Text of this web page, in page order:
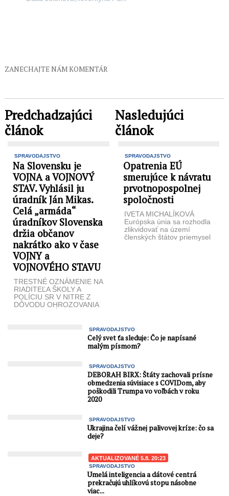
ZANECHAJTE NÁM KOMENTÁR
Predchadzajúci
článok
SPRAVODAJSTVO
Na Slovensku je
VOJNA a VOJNOVÝ
STAV. Vyhlásil ju
úradník Ján Mikas.
Celá „armáda“
úradníkov Slovenska
držia občanov
nakrátko ako v čase
VOJNY a
VOJNOVÉHO STAVU
TRESTNÉ OZNÁMENIE NA
RIADITEĽA ŠKOLY A
POLÍCIU SR V NITRE Z
DÔVODU OHROZOVANIA
Nasledujúci
článok
SPRAVODAJSTVO
Opatrenia EÚ
smerujúce k návratu
prvotnopospolnej
spoločnosti
IVETA MICHALÍKOVÁ
Európska únia sa rozhodla
zlikvidovať na území
členských štátov priemysel
SPRAVODAJSTVO
Celý svet ťa sleduje: Čo je napísané
malým písmom?
SPRAVODAJSTVO
DEBORAH BIRX: Štáty zachovali prísne
obmedzenia súvisiace s COVIDom, aby
poškodili Trumpa vo voľbách v roku
2020
SPRAVODAJSTVO
Ukrajina čelí vážnej palivovej kríze: čo sa
deje?
AKTUALIZOVANÉ 5.8. 20:23
SPRAVODAJSTVO
Umelá inteligencia a dátové centrá
prekračujú uhlíkovú stopu násobne
viac...